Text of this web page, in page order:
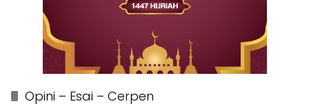
Opini – Esai – Cerpen